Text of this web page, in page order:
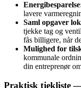
lavere
Saml opgaver
tjekke tag og
fås billigere, når
Mulighed for
kommunale
din entreprenør
Praktisk tjekliste